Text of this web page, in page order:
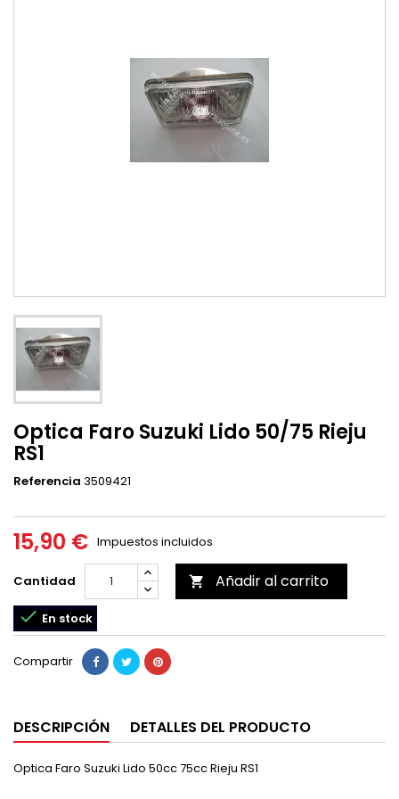
Optica Faro Suzuki Lido 50/75 Rieju
RS1
Referencia 3509421
15,90 € Impuestos incluidos
Cantidad  Añadir al carrito
 En stock
Compartir
DESCRIPCIÓN DETALLES DEL PRODUCTO
Optica Faro Suzuki Lido 50cc 75cc Rieju RS1